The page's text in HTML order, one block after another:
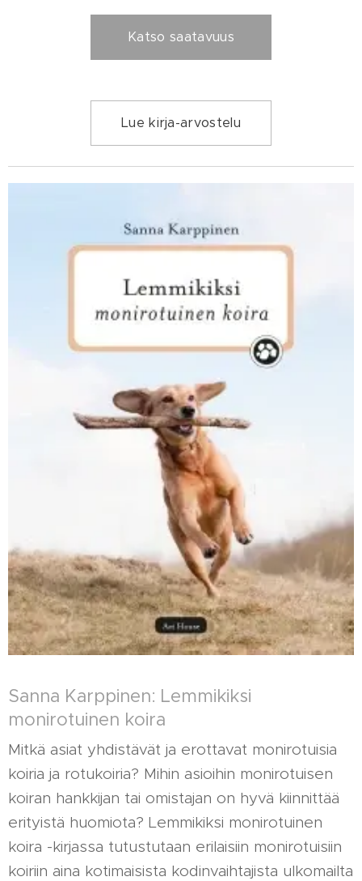
Katso saatavuus
Lue kirja-arvostelu
Sanna Karppinen: Lemmikiksi
monirotuinen koira
Mitkä asiat yhdistävät ja erottavat monirotuisia
koiria ja rotukoiria? Mihin asioihin monirotuisen
koiran hankkijan tai omistajan on hyvä kiinnittää
erityistä huomiota? Lemmikiksi monirotuinen
koira -kirjassa tutustutaan erilaisiin monirotuisiin
koiriin aina kotimaisista kodinvaihtajista ulkomailta